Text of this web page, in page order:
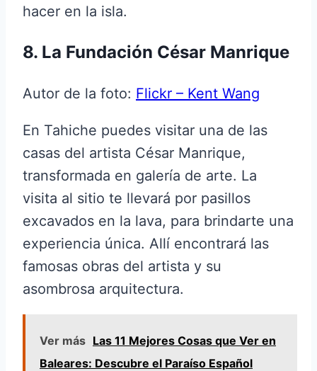
hacer en la isla.
8. La Fundación César Manrique
Autor de la foto: Flickr – Kent Wang
En Tahiche puedes visitar una de las
casas del artista César Manrique,
transformada en galería de arte. La
visita al sitio te llevará por pasillos
excavados en la lava, para brindarte una
experiencia única. Allí encontrará las
famosas obras del artista y su
asombrosa arquitectura.
Ver más Las 11 Mejores Cosas que Ver en
Baleares: Descubre el Paraíso Español